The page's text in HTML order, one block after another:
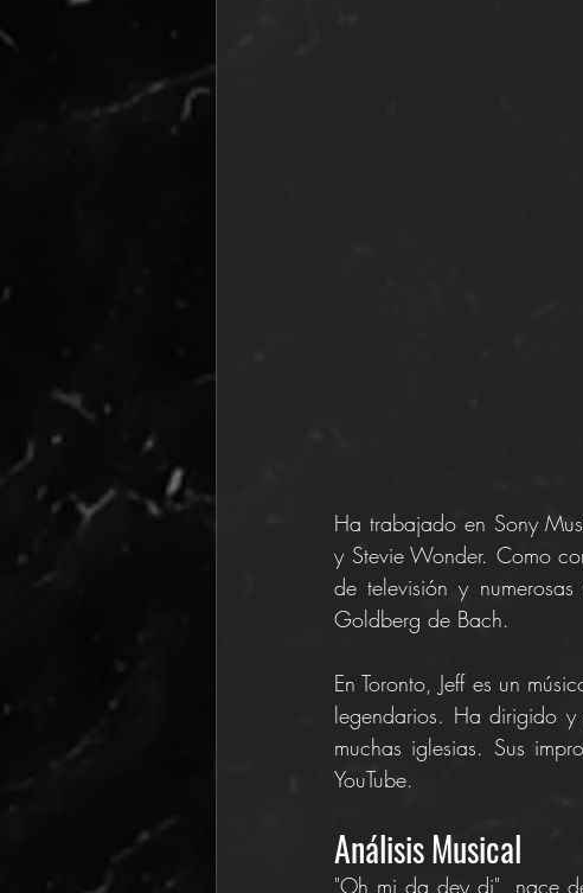
Ha trabajado en Sony
y Stevie Wonder. Como
de televisión y
Goldberg de Bach.
En Toronto, Jeff es un
legendarios. Ha dirigido
muchas iglesias. Sus
YouTube.
Análisis Musical
"Oh mi da dey di", nace